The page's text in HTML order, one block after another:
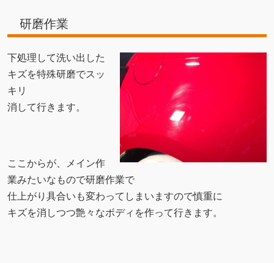
研磨作業
下処理して洗い出した
キズを特殊研磨でスッ
キリ
消して行きます。
ここからが、メイン作
業みたいなもので研磨作業で
仕上がり具合いも変わってしまいますので慎重に
キズを消しつつ艶々なボディを作って行きます。